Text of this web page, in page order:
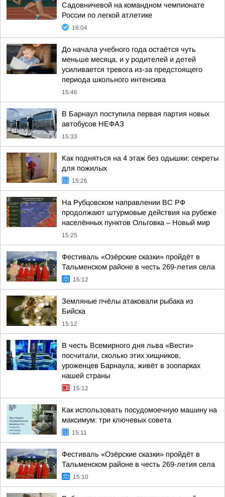
Садовничевой на командном чемпионате
России по легкой атлетике
16:04
До начала учебного года остаётся чуть
меньше месяца, и у родителей и детей
усиливается тревога из-за предстоящего
периода школьного интенсива
15:46
В Барнаул поступила первая партия новых
автобусов НЕФАЗ
15:33
Как подняться на 4 этаж без одышки: секреты
для пожилых
15:26
На Рубцовском направлении ВС РФ
продолжают штурмовые действия на рубеже
населённых пунктов Ольговка – Новый мир
15:25
Фестиваль «Озёрские сказки» пройдёт в
Тальменском районе в честь 269-летия села
15:12
Земляные пчёлы атаковали рыбака из
Бийска
15:12
В честь Всемирного дня льва «Вести»
посчитали, сколько этих хищников,
уроженцев Барнаула, живёт в зоопарках
нашей страны
15:12
Как использовать посудомоечную машину на
максимум: три ключевых совета
15:11
Фестиваль «Озёрские сказки» пройдёт в
Тальменском районе в честь 269-летия села
15:10